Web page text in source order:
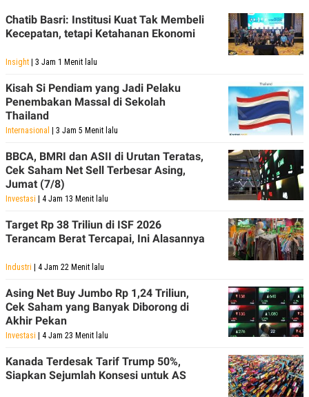
Chatib Basri: Institusi Kuat Tak Membeli
Kecepatan, tetapi Ketahanan Ekonomi
Insight | 3 Jam 1 Menit lalu
Kisah Si Pendiam yang Jadi Pelaku
Penembakan Massal di Sekolah
Thailand
Internasional | 3 Jam 5 Menit lalu
BBCA, BMRI dan ASII di Urutan Teratas,
Cek Saham Net Sell Terbesar Asing,
Jumat (7/8)
Investasi | 4 Jam 13 Menit lalu
Target Rp 38 Triliun di ISF 2026
Terancam Berat Tercapai, Ini Alasannya
Industri | 4 Jam 22 Menit lalu
Asing Net Buy Jumbo Rp 1,24 Triliun,
Cek Saham yang Banyak Diborong di
Akhir Pekan
Investasi | 4 Jam 23 Menit lalu
Kanada Terdesak Tarif Trump 50%,
Siapkan Sejumlah Konsesi untuk AS